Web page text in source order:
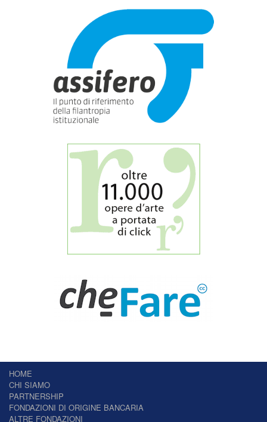
HOME
CHI SIAMO
PARTNERSHIP
FONDAZIONI DI ORIGINE BANCARIA
ALTRE FONDAZIONI